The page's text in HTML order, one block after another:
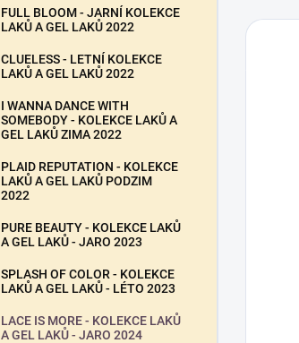
FULL BLOOM - JARNÍ KOLEKCE
LAKŮ A GEL LAKŮ 2022
CLUELESS - LETNÍ KOLEKCE
LAKŮ A GEL LAKŮ 2022
I WANNA DANCE WITH
SOMEBODY - KOLEKCE LAKŮ A
GEL LAKŮ ZIMA 2022
PLAID REPUTATION - KOLEKCE
LAKŮ A GEL LAKŮ PODZIM
2022
PURE BEAUTY - KOLEKCE LAKŮ
A GEL LAKŮ - JARO 2023
SPLASH OF COLOR - KOLEKCE
LAKŮ A GEL LAKŮ - LÉTO 2023
LACE IS MORE - KOLEKCE LAKŮ
A GEL LAKŮ - JARO 2024